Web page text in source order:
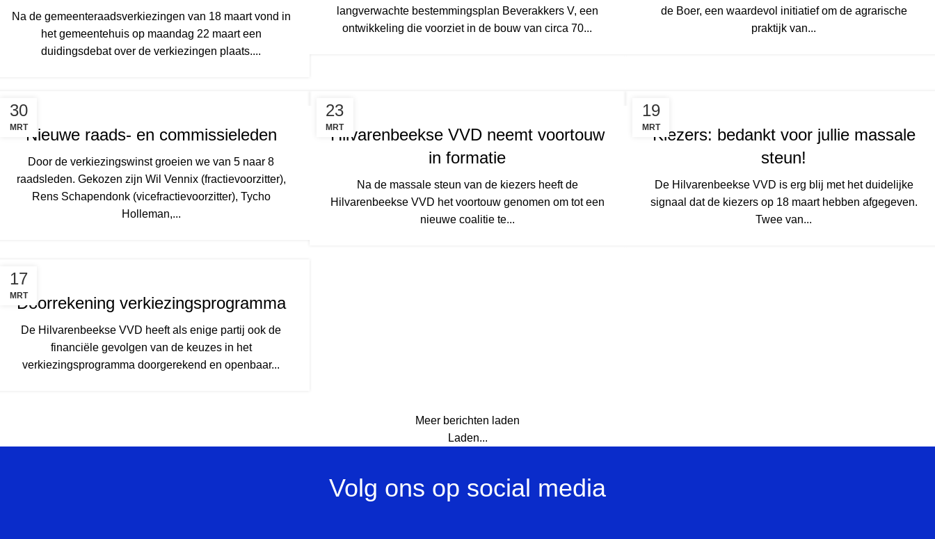
Na de gemeenteraadsverkiezingen van 18 maart vond in
het gemeentehuis op maandag 22 maart een
duidingsdebat over de verkiezingen plaats....
langverwachte bestemmingsplan Beverakkers V, een
ontwikkeling die voorziet in de bouw van circa 70...
de Boer, een waardevol initiatief om de agrarische
praktijk van...
30
MRTNieuwe raads- en commissieleden
Door de verkiezingswinst groeien we van 5 naar 8
raadsleden. Gekozen zijn Wil Vennix (fractievoorzitter),
Rens Schapendonk (vicefractievoorzitter), Tycho
Holleman,...
23
MRT
Hilvarenbeekse VVD neemt voortouw
in formatie
Na de massale steun van de kiezers heeft de
Hilvarenbeekse VVD het voortouw genomen om tot een
nieuwe coalitie te...
19
MRTKiezers: bedankt voor jullie massale
steun!
De Hilvarenbeekse VVD is erg blij met het duidelijke
signaal dat de kiezers op 18 maart hebben afgegeven.
Twee van...
17
MRT
Doorrekening verkiezingsprogramma
De Hilvarenbeekse VVD heeft als enige partij ook de
financiële gevolgen van de keuzes in het
verkiezingsprogramma doorgerekend en openbaar...
Meer berichten laden
Laden...
Volg ons op social media